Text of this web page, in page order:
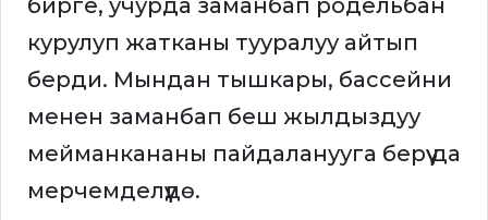
бирге, учурда заманбап родельбан
курулуп жатканы тууралуу айтып
берди. Мындан тышкары, бассейни
менен заманбап беш жылдыздуу
мейманкананы пайдаланууга берүү да
мерчемделүүдө.